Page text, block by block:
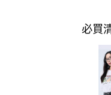
必買